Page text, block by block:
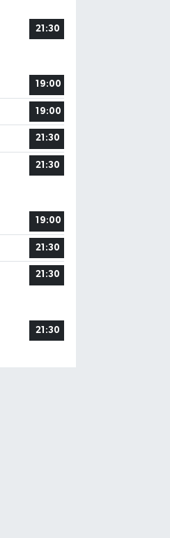
21:30
19:00
19:00
21:30
21:30
19:00
21:30
21:30
21:30